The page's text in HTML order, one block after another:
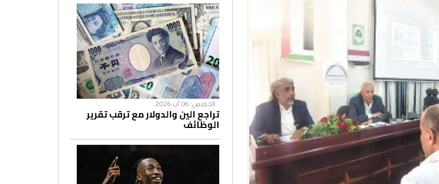
الخميس: 06 آب 2026
تراجع الين والدولار مع ترقب تقرير
الوظائف